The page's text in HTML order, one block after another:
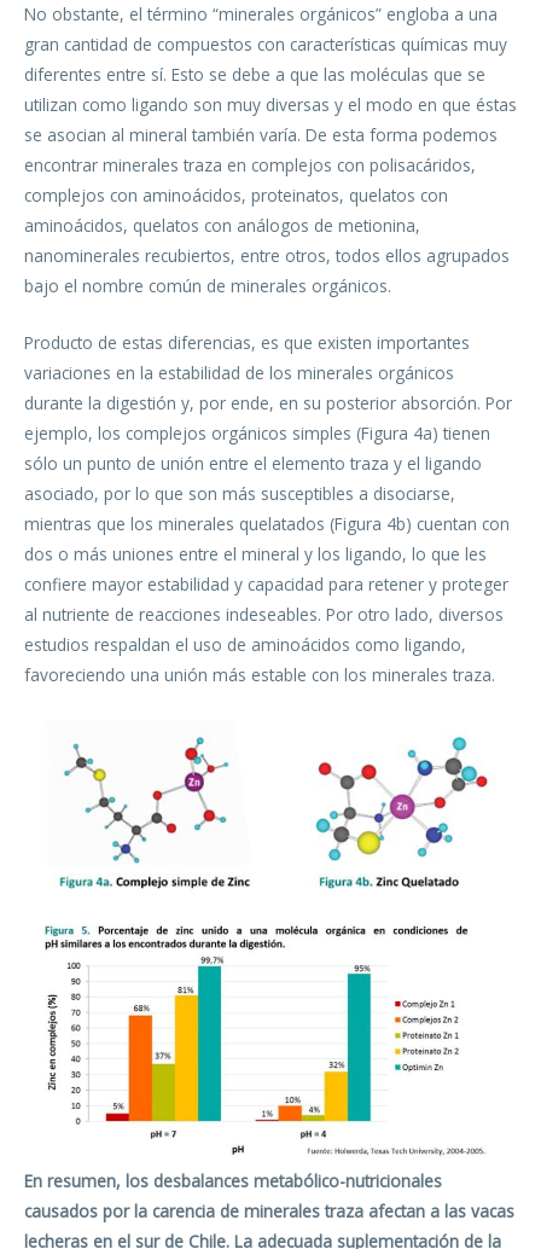
No obstante, el término “minerales orgánicos” engloba a una
gran cantidad de compuestos con características químicas muy
diferentes entre sí. Esto se debe a que las moléculas que se
utilizan como ligando son muy diversas y el modo en que éstas
se asocian al mineral también varía. De esta forma podemos
encontrar minerales traza en complejos con polisacáridos,
complejos con aminoácidos, proteinatos, quelatos con
aminoácidos, quelatos con análogos de metionina,
nanominerales recubiertos, entre otros, todos ellos agrupados
bajo el nombre común de minerales orgánicos.
Producto de estas diferencias, es que existen importantes
variaciones en la estabilidad de los minerales orgánicos
durante la digestión y, por ende, en su posterior absorción. Por
ejemplo, los complejos orgánicos simples (Figura 4a) tienen
sólo un punto de unión entre el elemento traza y el ligando
asociado, por lo que son más susceptibles a disociarse,
mientras que los minerales quelatados (Figura 4b) cuentan con
dos o más uniones entre el mineral y los ligando, lo que les
confiere mayor estabilidad y capacidad para retener y proteger
al nutriente de reacciones indeseables. Por otro lado, diversos
estudios respaldan el uso de aminoácidos como ligando,
favoreciendo una unión más estable con los minerales traza.
En resumen, los desbalances metabólico-nutricionales
causados por la carencia de minerales traza afectan a las vacas
lecheras en el sur de Chile. La adecuada suplementación de la